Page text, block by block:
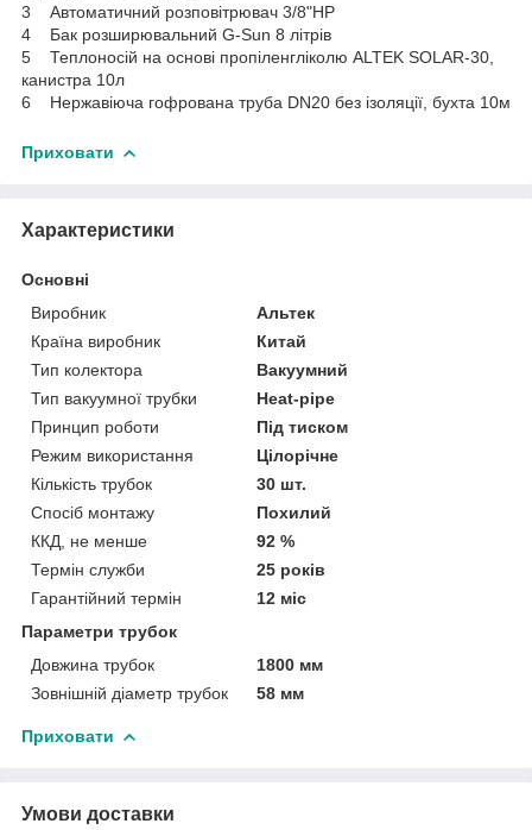
3 Автоматичний розповітрювач 3/8"НР
4 Бак розширювальний G-Sun 8 літрів
5 Теплоносій на основі пропіленгліколю ALTEK SOLAR-30,
канистра 10л
6 Нержавіюча гофрована труба DN20 без ізоляції, бухта 10м
Приховати
Характеристики
Основні
Виробник
Альтек
Країна виробник
Китай
Тип колектора
Вакуумний
Тип вакуумної трубки
Heat-pipe
Принцип роботи
Під тиском
Режим використання
Цілорічне
Кількість трубок
30 шт.
Спосіб монтажу
Похилий
ККД, не менше
92 %
Термін служби
25 років
Гарантійний термін
12 міс
Параметри трубок
Довжина трубок
1800 мм
Зовнішній діаметр трубок
58 мм
Приховати
Умови доставки